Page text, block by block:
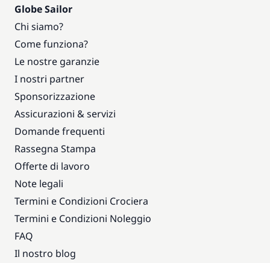
Globe Sailor
Chi siamo?
Come funziona?
Le nostre garanzie
I nostri partner
Sponsorizzazione
Assicurazioni & servizi
Domande frequenti
Rassegna Stampa
Offerte di lavoro
Note legali
Termini e Condizioni Crociera
Termini e Condizioni Noleggio
FAQ
Il nostro blog